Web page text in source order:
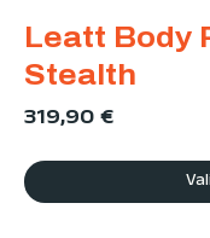
Leatt Body
Stealth
319,90€